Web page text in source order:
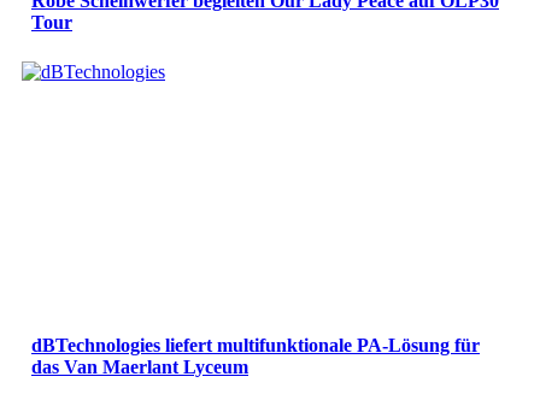
Tour
dBTechnologies liefert multifunktionale PA-Lösung für
das Van Maerlant Lyceum